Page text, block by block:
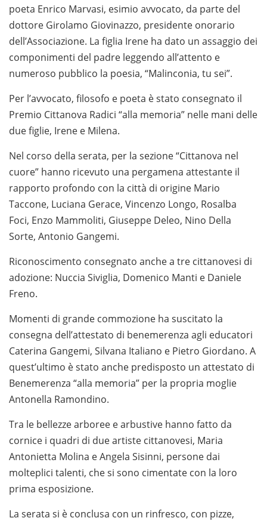
poeta Enrico Marvasi, esimio avvocato, da parte del
dottore Girolamo Giovinazzo, presidente onorario
dell’Associazione. La figlia Irene ha dato un assaggio dei
componimenti del padre leggendo all’attento e
numeroso pubblico la poesia, “Malinconia, tu sei”.
Per l’avvocato, filosofo e poeta è stato consegnato il
Premio Cittanova Radici “alla memoria” nelle mani delle
due figlie, Irene e Milena.
Nel corso della serata, per la sezione “Cittanova nel
cuore” hanno ricevuto una pergamena attestante il
rapporto profondo con la città di origine Mario
Taccone, Luciana Gerace, Vincenzo Longo, Rosalba
Foci, Enzo Mammoliti, Giuseppe Deleo, Nino Della
Sorte, Antonio Gangemi.
Riconoscimento consegnato anche a tre cittanovesi di
adozione: Nuccia Siviglia, Domenico Manti e Daniele
Freno.
Momenti di grande commozione ha suscitato la
consegna dell’attestato di benemerenza agli educatori
Caterina Gangemi, Silvana Italiano e Pietro Giordano. A
quest’ultimo è stato anche predisposto un attestato di
Benemerenza “alla memoria” per la propria moglie
Antonella Ramondino.
Tra le bellezze arboree e arbustive hanno fatto da
cornice i quadri di due artiste cittanovesi, Maria
Antonietta Molina e Angela Sisinni, persone dai
molteplici talenti, che si sono cimentate con la loro
prima esposizione.
La serata si è conclusa con un rinfresco, con pizze,